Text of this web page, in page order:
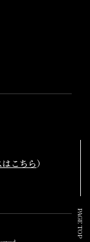
こちら）
PAGE TOP